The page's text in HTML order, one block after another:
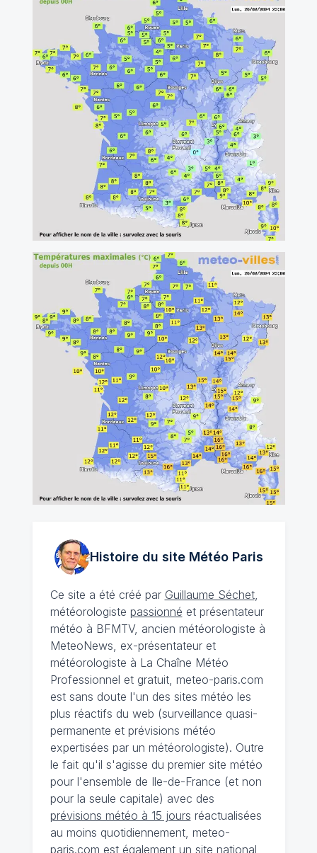
Histoire du site MétéoParis
Ce site a été créé par Guillaume Séchet,
météorologiste passionné et présentateur
météo à BFMTV, ancien météorologiste à
MeteoNews, ex-présentateur et
météorologiste à La Chaîne Météo
Professionnel et gratuit, meteo-paris.com
est sans doute l'un des sites météo les
plus réactifs du web (surveillance quasi-
permanente et prévisions météo
expertisées par un météorologiste). Outre
le fait qu'il s'agisse du premier site météo
pour l'ensemble de Ile-de-France (et non
pour la seule capitale) avec des
prévisions météo à 15 jours réactualisées
au moins quotidiennement, meteo-
paris.com est également un site national